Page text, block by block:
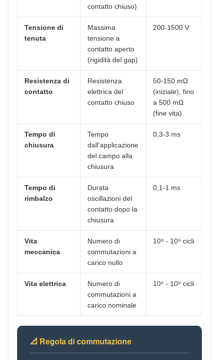
contatto chiuso)
Tensione di
tenuta
Massima
tensione a
contatto aperto
(rigidità del gap)
200-1500 V
Resistenza di
contatto
Resistenza
elettrica del
contatto chiuso
50-150 mΩ
(iniziale), fino
a 500 mΩ
(fine vita)
Tempo di
chiusura
Tempo
dall'applicazione
del campo alla
chiusura
0,3-3 ms
Tempo di
rimbalzo
Durata
oscillazioni del
contatto dopo la
chiusura
0,1-1 ms
Vita
meccanica
Numero di
commutazioni a
carico nullo
10⁸ - 10⁹ cicli
Vita elettrica
Numero di
commutazioni a
carico nominale
10⁶ - 10⁸ cicli
📐 Regola di commutazione